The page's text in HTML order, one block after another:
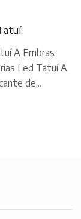
A Embras
Led Tatuí A
de...